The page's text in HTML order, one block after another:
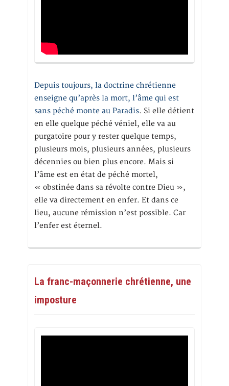
Depuis toujours, la doctrine chrétienne
enseigne qu’après la mort, l’âme qui est
sans péché monte au Paradis. Si elle détient
en elle quelque péché véniel, elle va au
purgatoire pour y rester quelque temps,
plusieurs mois, plusieurs années, plusieurs
décennies ou bien plus encore. Mais si
l’âme est en état de péché mortel,
« obstinée dans sa révolte contre Dieu »,
elle va directement en enfer. Et dans ce
lieu, aucune rémission n’est possible. Car
l’enfer est éternel.
La franc-maçonnerie chrétienne, une
imposture